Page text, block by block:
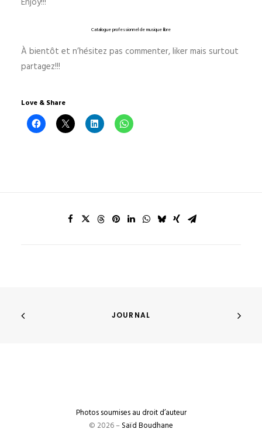
Catalogue professionnel de musique libre
À bientôt et n’hésitez pas commenter, liker mais surtout
partagez!!!
Love & Share
JOURNAL
Photos soumises au droit d’auteur
© 2026 –Saïd Boudhane